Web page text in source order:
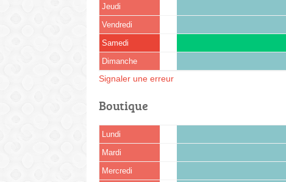
Jeudi
Vendredi
Samedi
Dimanche
Signaler une erreur
Boutique
Lundi
Mardi
Mercredi